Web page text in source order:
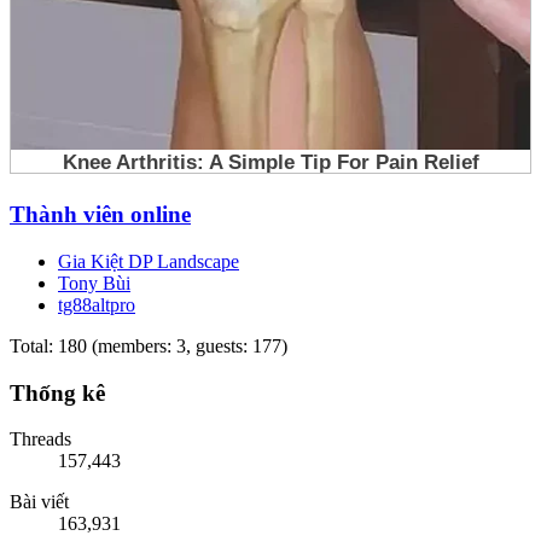
Thành viên online
Gia Kiệt DP Landscape
Tony Bùi
tg88altpro
Total: 180 (members: 3, guests: 177)
Thống kê
Threads
157,443
Bài viết
163,931